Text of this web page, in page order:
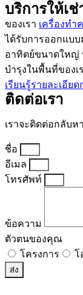
บริการให้เช่
ของเรา เครื่องทำ
ได้รับการออกแบบ
อาทิตย์ขนาดใหญ่
บำรุงในพื้นที่ของเ
เรียนรู้รายละเอียด
ติดต่อเรา
เราจะติดต่อกลับ
ชื่อ
อีเมล
โทรศัพท์
ข้อความ
ตัวตนของคุณ
โครงการ
โ
ส่ง